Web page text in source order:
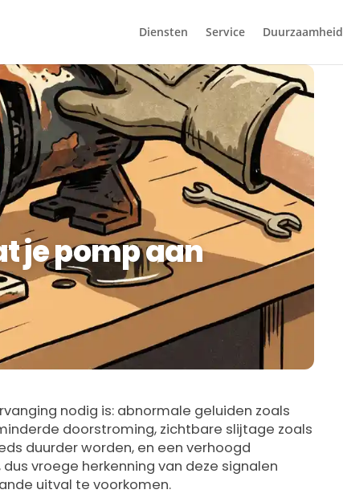
Diensten Service Duurzaamheid
je pomp aan
nodig is: abnormale geluiden zoals
doorstroming, zichtbare slijtage zoals
duurder worden, en een verhoogd
dus vroege herkenning van deze signalen
uitval te voorkomen.